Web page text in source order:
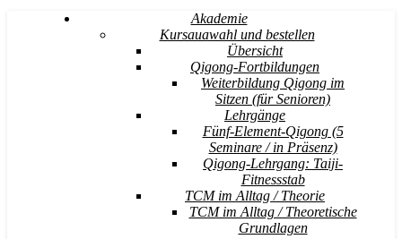
Akademie
Kursauawahl und bestellen
Übersicht
Qigong-Fortbildungen
Weiterbildung Qigong im
Sitzen (für Senioren)
Lehrgänge
Fünf-Element-Qigong (5
Seminare / in Präsenz)
Qigong-Lehrgang: Taiji-
Fitnessstab
TCM im Alltag / Theorie
TCM im Alltag / Theoretische
Grundlagen